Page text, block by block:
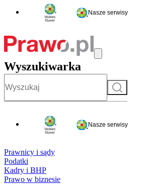
Nasze serwisy
Wyszukiwarka
Szukaj
Nasze serwisy
Prawnicy i sądy
Podatki
Kadry i BHP
Prawo w biznesie